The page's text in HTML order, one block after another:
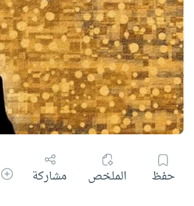
حفظ الملخص مشاركة